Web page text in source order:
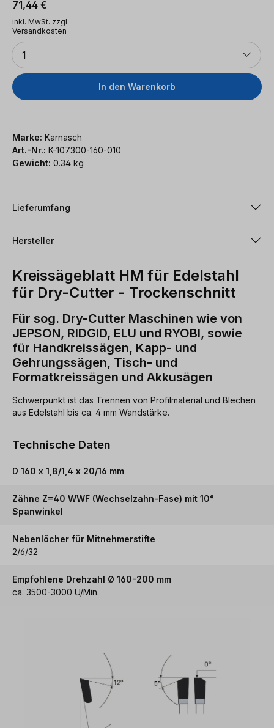
Regulärer Preis:
71,44 €
inkl. MwSt. zzgl.
Versandkosten
Anzahl
1
In den Warenkorb
Marke: Karnasch
Art.-Nr.: K-107300-160-010
Gewicht: 0.34 kg
Lieferumfang
Hersteller
Kreissägeblatt HM für Edelstahl
für Dry-Cutter - Trockenschnitt
Für sog. Dry-Cutter Maschinen wie von
JEPSON, RIDGID, ELU und RYOBI, sowie
für Handkreissägen, Kapp- und
Gehrungssägen, Tisch- und
Formatkreissägen und Akkusägen
Schwerpunkt ist das Trennen von Profilmaterial und Blechen
aus Edelstahl bis ca. 4 mm Wandstärke.
Technische Daten
D 160 x 1,8/1,4 x 20/16 mm
Zähne Z=40 WWF (Wechselzahn-Fase) mit 10°
Spanwinkel
Nebenlöcher für Mitnehmerstifte
2/6/32
Empfohlene Drehzahl Ø 160-200 mm
ca. 3500-3000 U/Min.